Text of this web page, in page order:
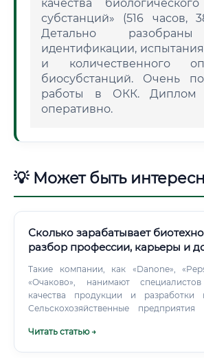
качества
субстанций» (516 часов,
Детально
идентификации, испытания
и количественного
биосубстанций. Очень
работы в ОКК. Диплом
оперативно.
💡 Может быть
Сколько зарабатывает
разбор профессии, карьеры и
Такие компании, как «Danone»,
«Очаково», нанимают
качества продукции и разработки
Сельскохозяйственные
с генетически модифицированными
Читать статью →